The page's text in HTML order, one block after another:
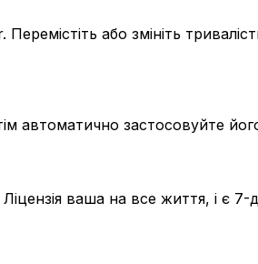
або змініть
автоматично застосовуйте
ваша на все життя, і є